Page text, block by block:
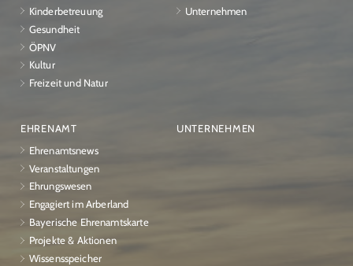
Kinderbetreuung
Gesundheit
ÖPNV
Kultur
Freizeit und Natur
Unternehmen
EHRENAMT
Ehrenamtsnews
Veranstaltungen
Ehrungswesen
Engagiert im Arberland
Bayerische Ehrenamtskarte
Projekte & Aktionen
Wissensspeicher
UNTERNEHMEN